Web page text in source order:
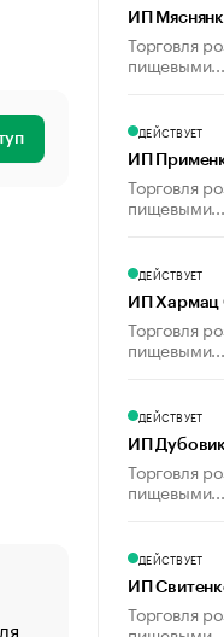
«От спорта тело
ИП
Торговля
пищевыми...
ДЕЙСТВУЕТ
ИП
Торговля
пищевыми...
ДЕЙСТВУЕТ
ИП Хармац
Торговля
пищевыми...
ДЕЙСТВУЕТ
ИП
Торговля
пищевыми...
ДЕЙСТВУЕТ
ИП
Торговля